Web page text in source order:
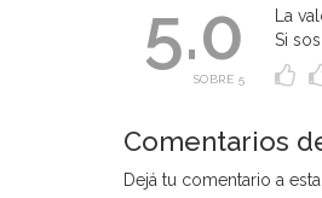
5.0
SOBRE 5
La
Si
Comentarios
Dejá tu comentario a esta